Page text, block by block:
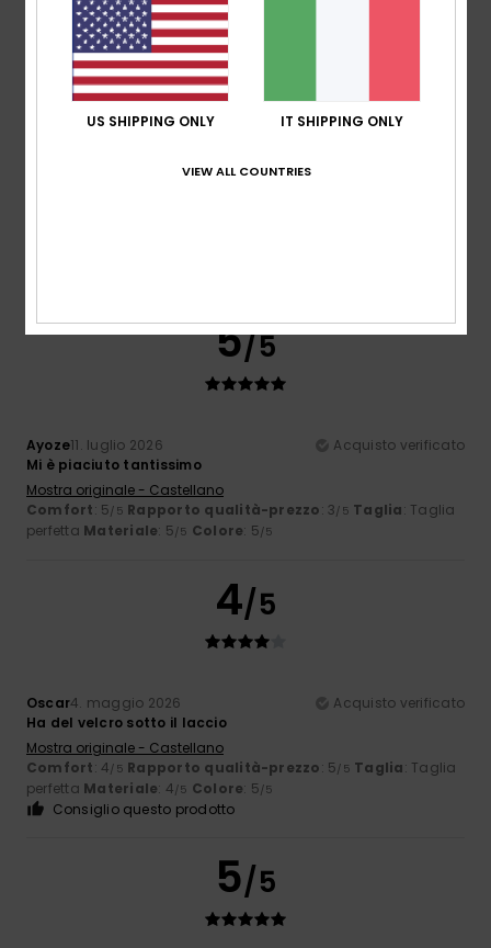
4
Non le ho ancora consegnate a mio figlio in Grecia, per il
5/5
Ayoze11. luglio 2026
Acquisto verificato
Mi è piaciuto tantissimo
Mostra originale - Castellano
Comfort: 5/5 Rapporto qualità-prezzo: 3/5 Taglia: Taglia
perfetta Materiale: 5/5 Colore: 5/5
4/5
Oscar4. maggio 2026
Acquisto verificato
Ha del velcro sotto il laccio
Mostra originale - Castellano
Comfort: 4/5 Rapporto qualità-prezzo: 5/5 Taglia: Taglia
perfetta Materiale: 4/5 Colore: 5/5
Consiglio questo prodotto
5/5
US SHIPPING ONLY IT SHIPPING ONLY
VIEW ALL COUNTRIES